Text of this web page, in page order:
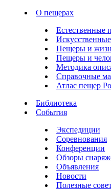
О пещерах
Естественные
Пещеры и
Пещеры и
Методика
Справочные
Атлас пещер
Библиотека
События
Экспедиции
Соревнования
Конференции
Обзоры
Объявления
Новости
Полезные